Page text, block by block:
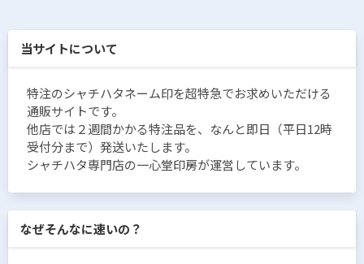
当サイトについて
特注のシャチハタネーム印を超特急でお求めいただける
通販サイトです。
他店では２週間かかる特注品を、なんと即日（平日12時
受付分まで）発送いたします。
シャチハタ専門店の一心堂印房が運営しています。
なぜそんなに速いの？